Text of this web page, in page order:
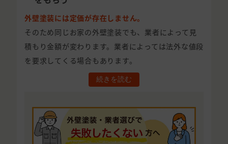
外壁塗装には定価が存在しません。
そのため同じお家の外壁塗装でも、業者によって見
積もり金額が変わります。業者によっては法外な値段
を要求してくる場合もあります。
続きを読む